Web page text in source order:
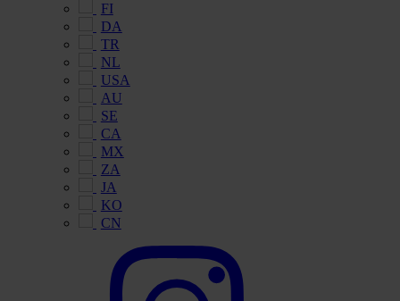
FI
DA
TR
NL
USA
AU
SE
CA
MX
ZA
JA
KO
CN